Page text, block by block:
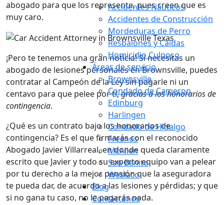
Accidentes Náuticos
Accidentes de Construcción
Mordeduras de Perro
Resbalones y Caídas
Homicidio Culposo
Áreas de servicio
Brownsville
Condado de Cameron
Edinburg
Harlingen
Condado de Hidalgo
Fresnos
McAllen
San Benito
Weslaco
Blog
Contáctanos
abogado para que los represente, pues creen que es
muy caro.
¡Pero te tenemos una gran noticia! Si necesitas un
abogado de lesiones personales en Brownsville, puedes
contratar al Campeón de la Ley sin pagarle ni un
centavo para que pelee por ti,gracias a los honorarios de
contingencia.
¿Qué es un contrato bajo los honorarios de
contingencia? Es el que firmarás con el reconocido
Abogado Javier Villarreal, en donde queda claramente
escrito que Javier y todo su experto equipo van a pelear
por tu derecho a la mejor pensión que la aseguradora
te pueda dar, de acuerdo a las lesiones y pérdidas; y que
si no gana tu caso, no le pagarás nada.